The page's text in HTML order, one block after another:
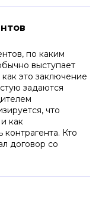
по каким
выступает
это заключение
задаются
что
как
Кто
договор со